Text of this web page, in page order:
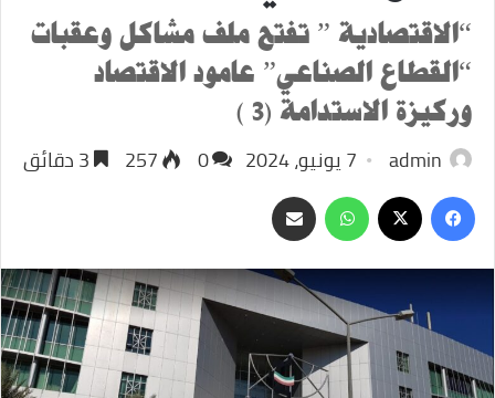
“الاقتصادية ” تفتح ملف مشاكل وعقبات
“القطاع الصناعي” عامود الاقتصاد
وركيزة الاستدامة (3 )
admin 7 يونيو، 2024 0
257
فيسبوك
‫X واتسابمشاركة
عبر
البريد